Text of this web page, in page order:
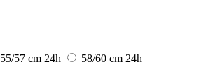
55/57 cm 24h 58/60 cm 24h